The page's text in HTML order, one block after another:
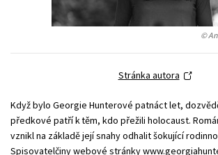
Young adult (SK)
Zahraniční literatura
Všechny tituly
©
Stránka autora
Když bylo Georgie Hunterové patnáct let,
předkové patří k těm, kdo přežili holocaust.
vznikl na základě její snahy odhalit šokující
Spisovatelčiny webové stránky